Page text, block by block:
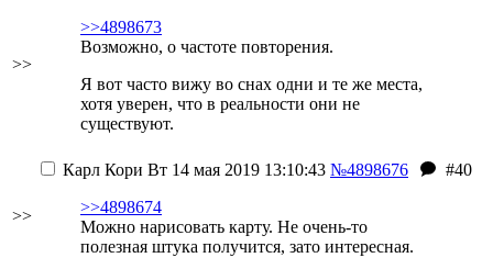
>>
>>4898673
Возможно, о частоте повторения.
Я вот часто вижу во снах одни и те же места,
хотя уверен, что в реальности они не
существуют.
>>
Карл Кори Вт 14 мая 2019 13:10:43 №4898676
#40
>>4898674
Можно нарисовать карту. Не очень-то
полезная штука получится, зато интересная.